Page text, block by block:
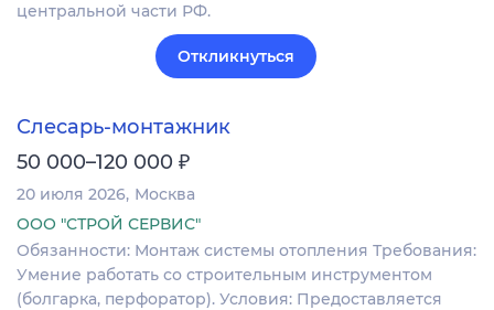
центральной части РФ.
Откликнуться
Слесарь-монтажник
50 000–120 000 ₽
20 июля 2026 Москва
ООО "СТРОЙ СЕРВИС"
Обязанности: Монтаж системы отопления Требования:
Умение работать со строительным инструментом
(болгарка, перфоратор). Условия: Предоставляется